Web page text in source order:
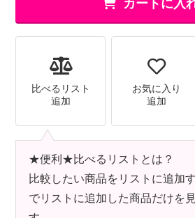
カートに入
比べるリスト
追加
お気に入り
追加
★便利★比べるリストとは？
比較したい商品をリストに追加
でリストに追加した商品だけを